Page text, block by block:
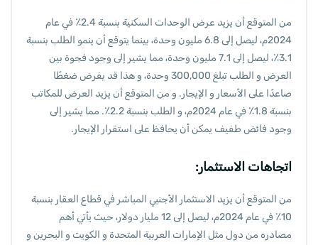
من المتوقع أن يزيد عرض الوحدات السكنية بنسبة 2.4٪ في عام
2024م، ليصل إلى 6.8 مليون وحدة، بينما يتوقع أن ينمو الطلب بنسبة
3.1٪، ليصل إلى 7.1 مليون وحدة، مما يشير إلى وجود فجوة بين
العرض و الطلب تبلغ 300,000 وحدة، و هذا قد يفرض ضغطًا
صاعدًا على الأسعار و الإيجار. و من المتوقع أن يزيد العرض للمكاتب
بنسبة 1.8٪ في عام 2024م، و الطلب بنسبة 2.2٪. مما يشير إلى
وجود فائض طفيف يمكن أن يحافظ على استقرار الإيجار.
اتجاهات الاستثمار:
من المتوقع أن يزيد الاستثمار الأجنبي المباشر في قطاع العقار بنسبة
10٪ في عام 2024م، ليصل إلى 12 مليار دولار، حيث يأتي أهم
مصادره من دول مثل الإمارات العربية المتحدة و الكويت و البحرين و